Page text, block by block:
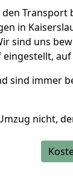
Transport
in
sind uns
sind immer
nicht,